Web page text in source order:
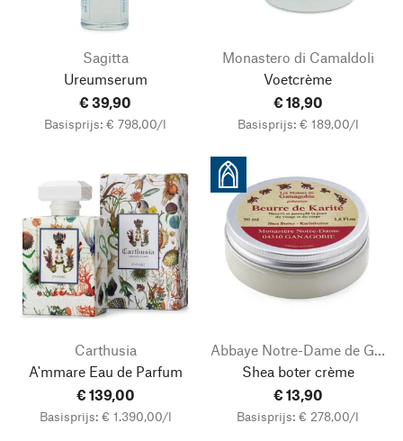
Sagitta
Ureumserum
€ 39,90
Basisprijs: € 798,00/l
Monastero di Camaldoli
Voetcrème
€ 18,90
Basisprijs: € 189,00/l
Carthusia
A'mmare Eau de Parfum
€ 139,00
Basisprijs: € 1.390,00/l
Abbaye Notre-Dame de Ganagobie
Shea boter crème
€ 13,90
Basisprijs: € 278,00/l